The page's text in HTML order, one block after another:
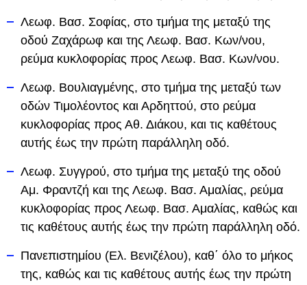
Λεωφ. Βασ. Σοφίας, στο τμήμα της μεταξύ της
οδού Ζαχάρωφ και της Λεωφ. Βασ. Κων/νου,
ρεύμα κυκλοφορίας προς Λεωφ. Βασ. Κων/νου.
Λεωφ. Βουλιαγμένης, στο τμήμα της μεταξύ των
οδών Τιμολέοντος και Αρδηττού, στο ρεύμα
κυκλοφορίας προς Αθ. Διάκου, και τις καθέτους
αυτής έως την πρώτη παράλληλη οδό.
Λεωφ. Συγγρού, στο τμήμα της μεταξύ της οδού
Αμ. Φραντζή και της Λεωφ. Βασ. Αμαλίας, ρεύμα
κυκλοφορίας προς Λεωφ. Βασ. Αμαλίας, καθώς και
τις καθέτους αυτής έως την πρώτη παράλληλη οδό.
Πανεπιστημίου (Ελ. Βενιζέλου), καθ΄ όλο το μήκος
της, καθώς και τις καθέτους αυτής έως την πρώτη